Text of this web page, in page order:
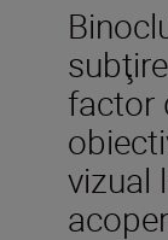
factor
vizual